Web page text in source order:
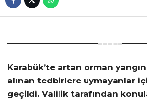
Karabük’te artan orman
alınan tedbirlere uymayanlar
geçildi. Valilik tarafından